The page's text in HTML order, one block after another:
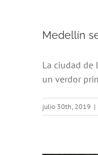
Medellín
La ciudad de
un verdor
julio 30th, 2019 |